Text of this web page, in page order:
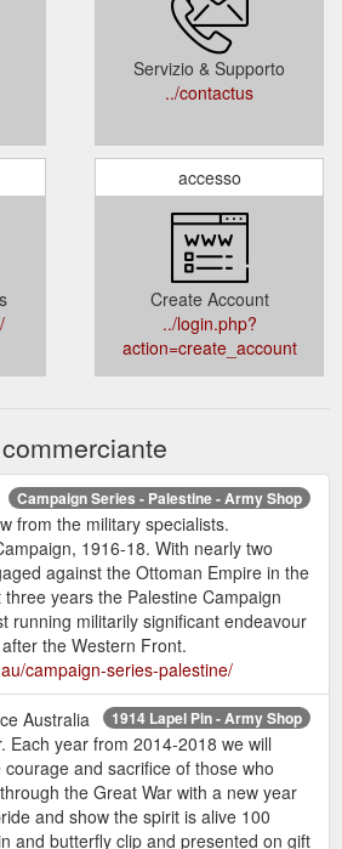
Servizio & Supporto
../contactus
accesso
Create Account
../login.php?
action=create_account
Campaign Series - Palestine - Army Shop
from the military specialists.
1916-18. With nearly two
against the Ottoman Empire in the
years the Palestine Campaign
running militarily significant endeavour
the Western Front.
campaign-series-palestine/
1914 Lapel Pin - Army Shop
Australia
Each year from 2014-2018 we will
and sacrifice of those who
the Great War with a new year
and show the spirit is alive 100
and butterfly clip and presented on gift